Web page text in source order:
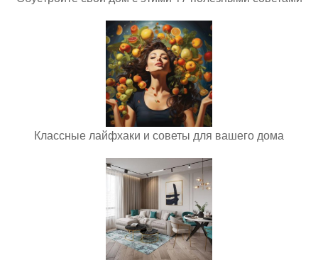
Классные лайфхаки и советы для вашего дома